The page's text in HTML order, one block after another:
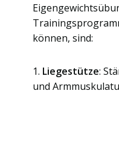
können, sind:
1. Liegestütze:
und